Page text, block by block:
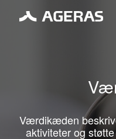
Værdikæden
aktiviteter og